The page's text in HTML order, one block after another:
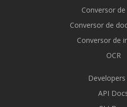
Conversor
Conversor de
Conversor de
OCR
Developers
API